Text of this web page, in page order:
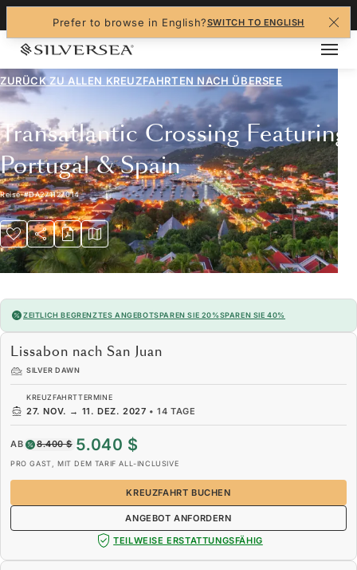
Prefer to browse in English?SWITCH TO ENGLISH
ZURÜCK ZU ALLEN KREUZFAHRTEN NACH ÜBERSEE
Transatlantic Crossing Featuring
Portugal & Spain
Reise#DA271127014
ZEITLICH BEGRENZTES ANGEBOTSPAREN SIE 20%SPAREN SIE 40%
Lissabon nach San Juan
SILVER DAWN
KREUZFAHRTTERMINE
27. NOV. → 11. DEZ. 2027 •14 TAGE
AB 8.400 $ 5.040 $
PRO GAST, MIT DEM TARIF ALL-INCLUSIVE
KREUZFAHRT BUCHEN
ANGEBOT ANFORDERN
TEILWEISE ERSTATTUNGSFÄHIG